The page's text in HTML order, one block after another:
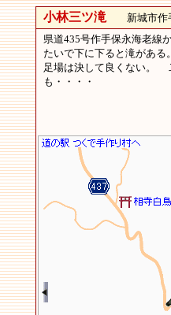
小林三ツ滝新城市作
県道435号作手保永海老線
たいで下に下ると滝があ
足場は決して良くない。
も・・・・